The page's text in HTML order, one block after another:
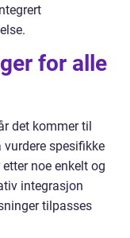
for alle
det kommer til
spesifikke
noe enkelt og
integrasjon
tilpasses